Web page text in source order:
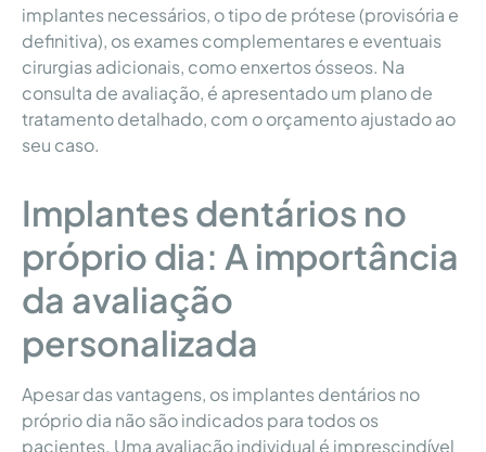
implantes necessários, o tipo de prótese (provisória e
definitiva), os exames complementares e eventuais
cirurgias adicionais, como enxertos ósseos. Na
consulta de avaliação, é apresentado um plano de
tratamento detalhado, com o orçamento ajustado ao
seu caso.
Implantes dentários no
próprio dia: A importância
da avaliação
personalizada
Apesar das vantagens, os implantes dentários no
próprio dia não são indicados para todos os
pacientes. Uma avaliação individual é imprescindível